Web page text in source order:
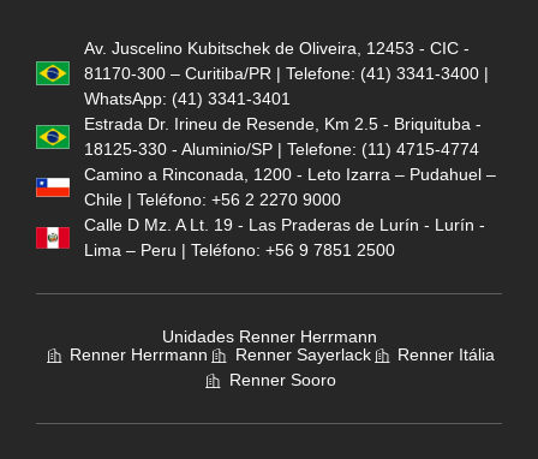
Av. Juscelino Kubitschek de Oliveira, 12453 - CIC -
81170-300 – Curitiba/PR | Telefone: (41) 3341-3400 |
WhatsApp: (41) 3341-3401
Estrada Dr. Irineu de Resende, Km 2.5 - Briquituba -
18125-330 - Aluminio/SP | Telefone: (11) 4715-4774
Camino a Rinconada, 1200 - Leto Izarra – Pudahuel –
Chile | Teléfono: +56 2 2270 9000
Calle D Mz. A Lt. 19 - Las Praderas de Lurín - Lurín -
Lima – Peru | Teléfono: +56 9 7851 2500
Unidades Renner Herrmann
Renner Herrmann
Renner Sayerlack
Renner Itália
Renner Sooro